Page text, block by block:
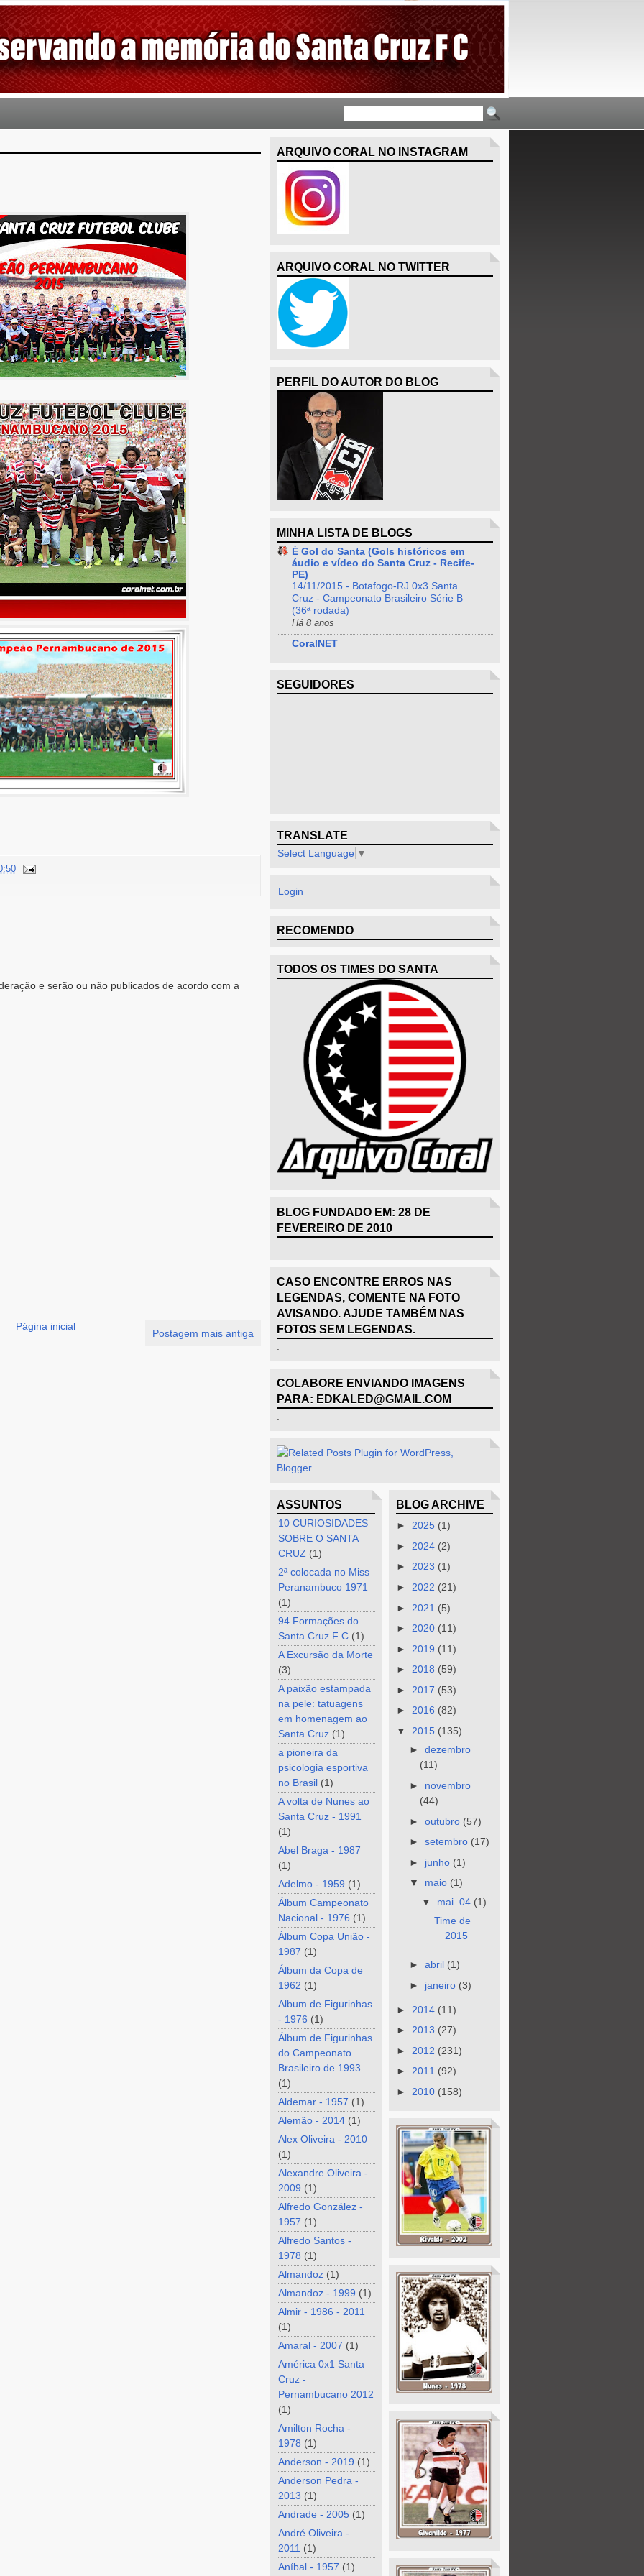
e serão ou não publicados de acordo com a
Postagem mais antiga
Página inicial
ARQUIVO CORAL NO INSTAGRAM
ARQUIVO CORAL NO TWITTER
PERFIL DO AUTOR DO BLOG
MINHA LISTA DE BLOGS
É Gol do Santa (Gols históricos em
áudio e vídeo do Santa Cruz - Recife-
PE)
14/11/2015 - Botafogo-RJ 0x3 Santa
Cruz - Campeonato Brasileiro Série B
(36ª rodada)
Há 8 anos
CoralNET
SEGUIDORES
TRANSLATE
Select Language ▼
Login
RECOMENDO
TODOS OS TIMES DO SANTA
BLOG FUNDADO EM: 28 DE
FEVEREIRO DE 2010
CASO ENCONTRE ERROS NAS
LEGENDAS, COMENTE NA FOTO
AVISANDO. AJUDE TAMBÉM NAS
FOTOS SEM LEGENDAS.
COLABORE ENVIANDO IMAGENS
PARA: EDKALED@GMAIL.COM
ASSUNTOS
10 CURIOSIDADES
SOBRE O SANTA
CRUZ (1)
2ª colocada no Miss
Peranambuco 1971
(1)
94 Formações do
Santa Cruz F C (1)
A Excursão da Morte
(3)
A paixão estampada
na pele: tatuagens
em homenagem ao
Santa Cruz (1)
a pioneira da
psicologia esportiva
no Brasil (1)
A volta de Nunes ao
Santa Cruz - 1991
(1)
Abel Braga - 1987
(1)
Adelmo - 1959 (1)
Álbum Campeonato
Nacional - 1976 (1)
Álbum Copa União -
1987 (1)
Álbum da Copa de
1962 (1)
Album de Figurinhas
- 1976 (1)
Álbum de Figurinhas
do Campeonato
Brasileiro de 1993
(1)
Aldemar - 1957 (1)
Alemão - 2014 (1)
Alex Oliveira - 2010
(1)
Alexandre Oliveira -
2009 (1)
Alfredo González -
1957 (1)
Alfredo Santos -
1978 (1)
Almandoz (1)
Almandoz - 1999 (1)
Almir - 1986 - 2011
(1)
Amaral - 2007 (1)
América 0x1 Santa
Cruz -
Pernambucano 2012
(1)
Amilton Rocha -
1978 (1)
Anderson - 2019 (1)
Anderson Pedra -
2013 (1)
Andrade - 2005 (1)
André Oliveira -
2011 (1)
Aníbal - 1957 (1)
BLOG ARCHIVE
►2025 (1)
► 2024 (2)
►2023 (1)
► 2022 (21)
► 2021 (5)
► 2020 (11)
► 2019 (11)
►2018 (59)
► 2017 (53)
►2016 (82)
▼ 2015 (135)
► dezembro
(11)
► novembro
(44)
► outubro (57)
► setembro (17)
► junho (1)
▼ maio (1)
▼ mai. 04 (1)
Time de
2015
► abril (1)
► janeiro (3)
► 2014 (11)
►2013 (27)
► 2012 (231)
►2011 (92)
► 2010 (158)